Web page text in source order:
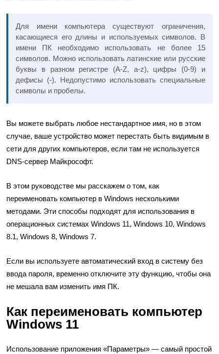
Для имени компьютера существуют ограничения,
касающиеся его длины и используемых символов. В
имени ПК необходимо использовать не более 15
символов. Можно использовать латинские или русские
буквы в разном регистре (A-Z, a-z), цифры (0-9) и
дефисы (-). Недопустимо использовать специальные
символы и пробелы.
Вы можете выбрать любое нестандартное имя, но в этом
случае, ваше устройство может перестать быть видимым в
сети для других компьютеров, если там не используется
DNS-сервер Майкрософт.
В этом руководстве мы расскажем о том, как
переименовать компьютер в Windows несколькими
методами. Эти способы подходят для использования в
операционных системах Windows 11, Windows 10, Windows
8.1, Windows 8, Windows 7.
Если вы используете автоматический вход в систему без
ввода пароля, временно отключите эту функцию, чтобы она
не мешала вам изменить имя ПК.
Как переименовать компьютер
Windows 11
Использование приложения «Параметры» — самый простой